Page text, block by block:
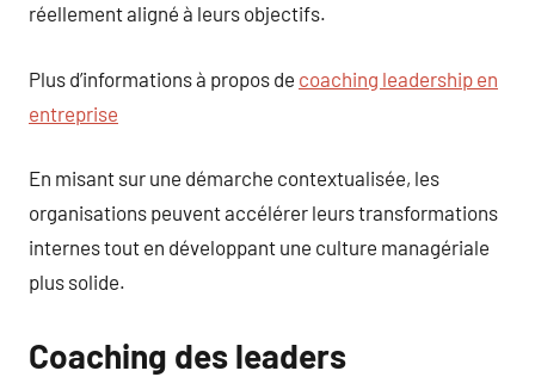
réellement aligné à leurs objectifs.
Plus d’informations à propos de coaching leadership en
entreprise
En misant sur une démarche contextualisée, les
organisations peuvent accélérer leurs transformations
internes tout en développant une culture managériale
plus solide.
Coaching des leaders